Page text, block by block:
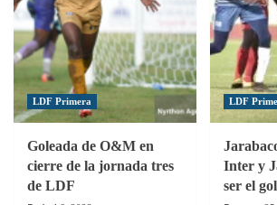
LDF Primera
Goleada de O&M en
cierre de la jornada tres
de LDF
LDF
Inter y
ser el